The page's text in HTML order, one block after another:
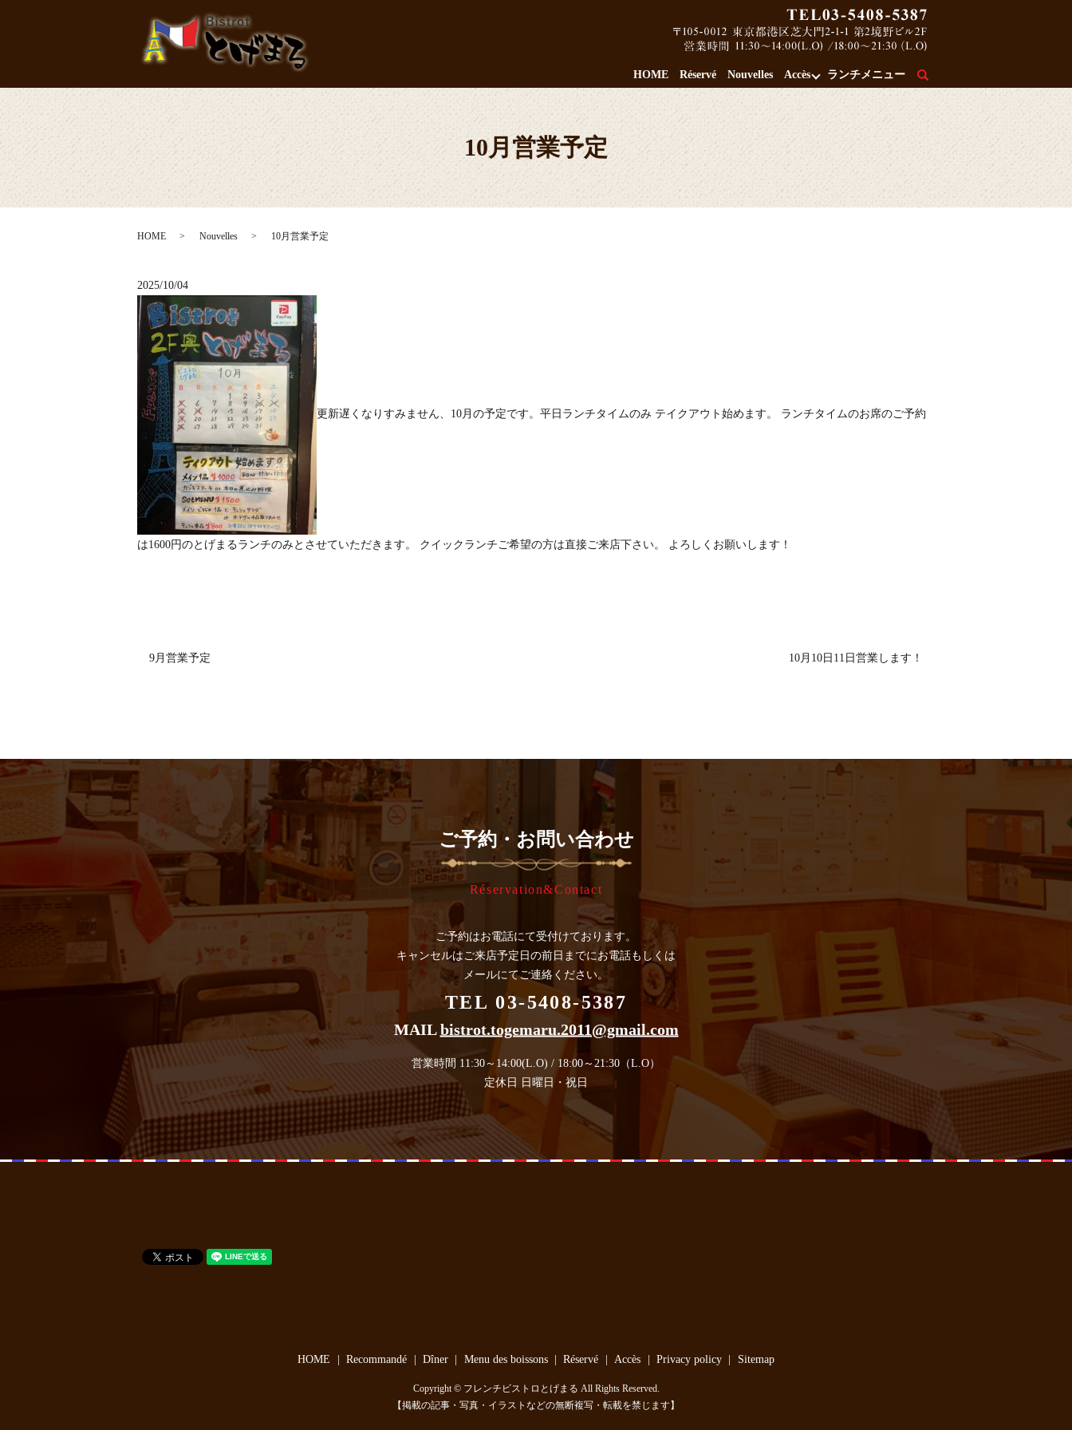
HOME Réservé Nouvelles Accès ランチメニュー
10月営業予定
HOME Nouvelles 10月営業予定
2025/10/04
更新遅くなりすみません、10月の予定です。平日ランチタイムのみ テイクアウト始めます。 ランチタイムのお席のご予約
は1600円のとげまるランチのみとさせていただきます。 クイックランチご希望の方は直接ご来店下さい。 よろしくお願いします！
9月営業予定 10月10日11日営業します！
ご予約・お問い合わせ
Réservation&Contact
ご予約はお電話にて受付けております。
キャンセルはご来店予定日の前日までにお電話もしくは
メールにてご連絡ください。
TEL 03-5408-5387
MAILbistrot.togemaru.2011@gmail.com
営業時間 11:30～14:00(L.O) / 18:00～21:30（L.O）
定休日 日曜日・祝日
HOME Recommandé Dîner Menu des boissons Réservé Accès Privacy policy Sitemap
Copyright © フレンチビストロとげまる All Rights Reserved.
【掲載の記事・写真・イラストなどの無断複写・転載を禁じます】